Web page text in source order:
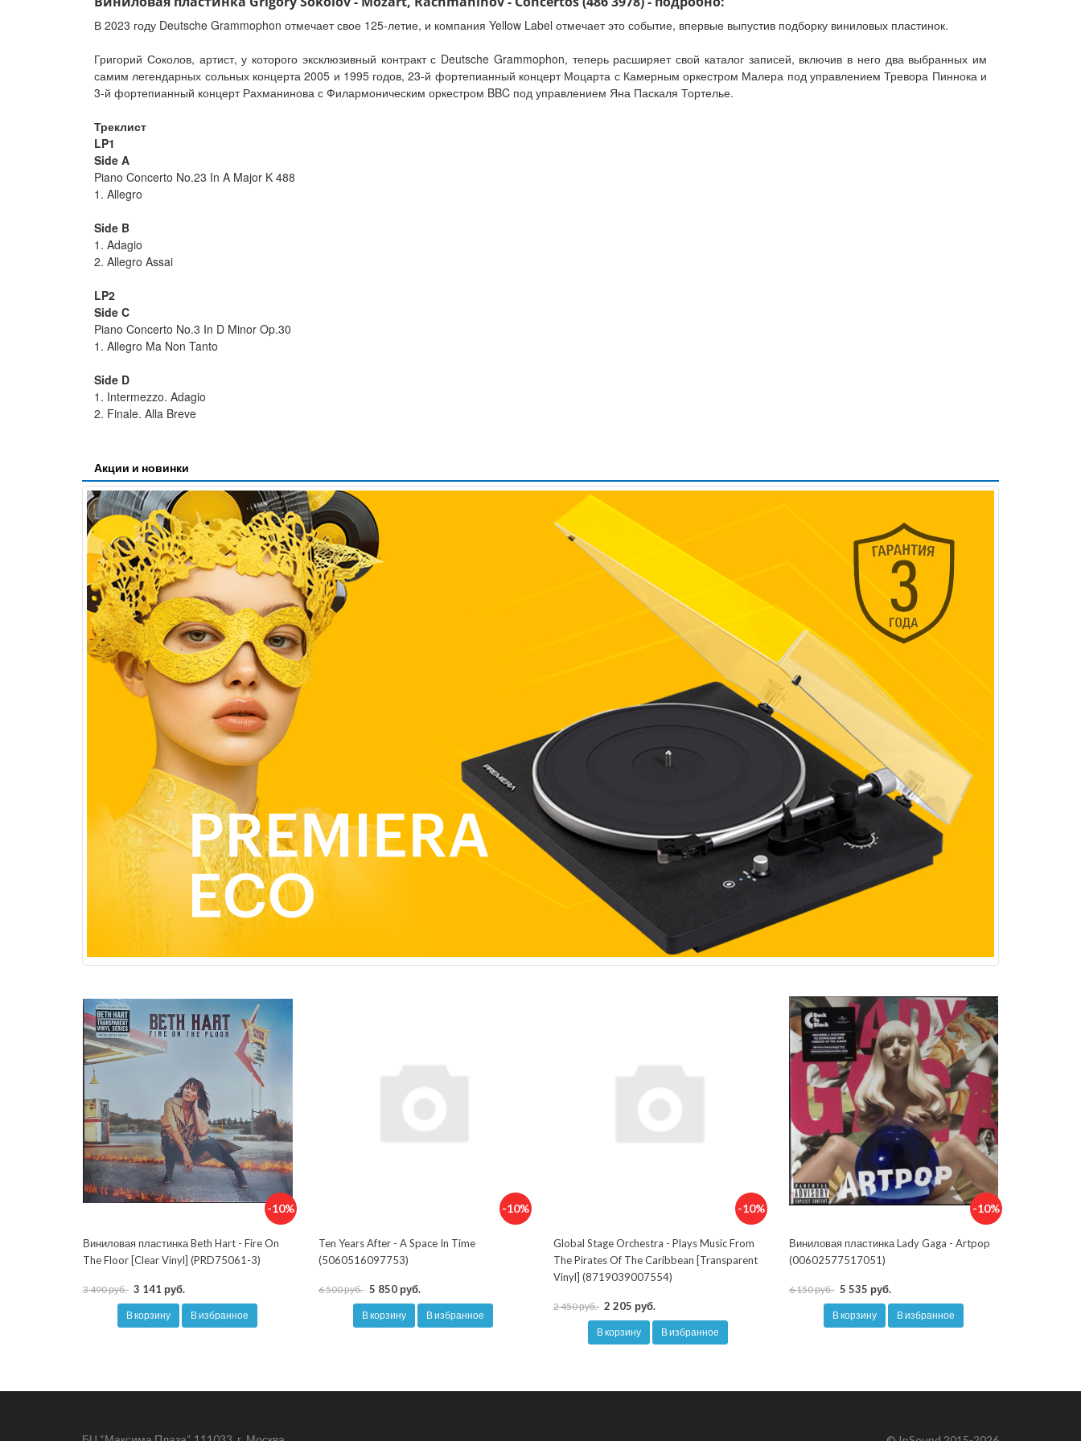
В 2023 году Deutsche Grammophon отмечает свое 125-летие, и компания Yellow Label отмечает это событие, впервые выпустив подборку виниловых пластинок.
Григорий Соколов, артист, у которого эксклюзивный контракт с Deutsche Grammophon, теперь расширяет свой каталог записей, включив в него два выбранных им
самим легендарных сольных концерта 2005 и 1995 годов, 23-й фортепианный концерт Моцарта с Камерным оркестром Малера под управлением Тревора Пиннока и
3-й фортепианный концерт Рахманинова с Филармоническим оркестром BBC под управлением Яна Паскаля Тортелье.
Треклист
LP1
Side A
Piano Concerto No.23 In A Major K 488
1. Allegro
Side B
1. Adagio
2. Allegro Assai
LP2
Side C
Piano Concerto No.3 In D Minor Op.30
1. Allegro Ma Non Tanto
Side D
1. Intermezzo. Adagio
2. Finale. Alla Breve
Акции и новинки
-10%
Виниловая пластинка Beth Hart - Fire On
The Floor [Clear Vinyl] (PRD75061-3)
3 490 руб. 3 141 руб.
В корзину В избранное
-10%
Ten Years After - A Space In Time
(5060516097753)
6 500 руб. 5 850 руб.
В корзину В избранное
-10%
Global Stage Orchestra - Plays Music From
The Pirates Of The Caribbean [Transparent
Vinyl] (8719039007554)
2 450 руб. 2 205 руб.
В корзину В избранное
-10%
Виниловая пластинка Lady Gaga - Artpop
(00602577517051)
6 150 руб. 5 535 руб.
В корзину В избранное